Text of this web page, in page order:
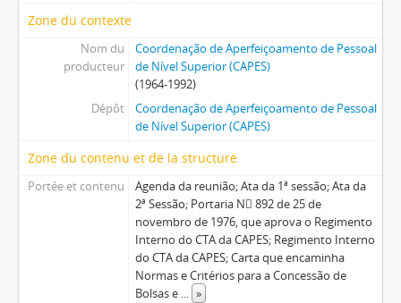
Zone du contexte
Nom du
producteur
Coordenação de Aperfeiçoamento de Pessoal
de Nível Superior (CAPES)
(1964-1992)
Dépôt
Coordenação de Aperfeiçoamento de Pessoal
de Nível Superior (CAPES)
Zone du contenu et de la structure
Portée et contenu
Agenda da reunião; Ata da 1ª sessão; Ata da
2ª Sessão; Portaria N 892 de 25 de
novembro de 1976, que aprova o Regimento
Interno do CTA da CAPES; Regimento Interno
do CTA da CAPES; Carta que encaminha
Normas e Critérios para a Concessão de
Bolsas e ... »